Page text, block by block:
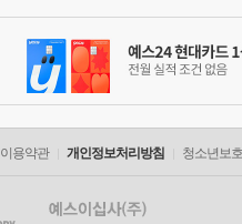
이용약관 개인정보처리방침 청소년보